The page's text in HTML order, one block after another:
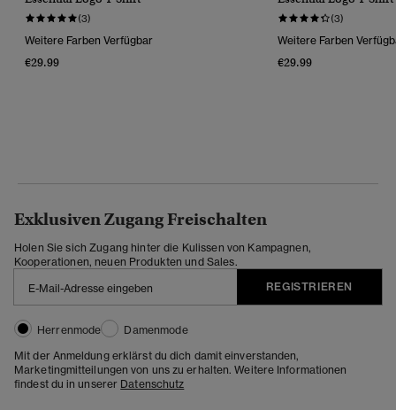
(3)
Weitere Farben Verfügbar
€29.99
(3)
Weitere Farben
€29.99
Exklusiven Zugang Freischalten
Holen Sie sich Zugang hinter die Kulissen von Kampagnen,
Kooperationen, neuen Produkten und Sales.
REGISTRIEREN
Herrenmode
Damenmode
Mit der Anmeldung erklärst du dich damit einverstanden,
Marketingmitteilungen von uns zu erhalten. Weitere Informationen
findest du in unserer Datenschutz